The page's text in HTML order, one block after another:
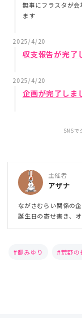
無事にフラスタが
ます
2025/4/20
収支報告が完了
2025/4/20
企画が完了しま
SNSで
主催者
アザナ
ながさむらい関係の
誕生日の寄せ書き、
都みゆり 荒野の